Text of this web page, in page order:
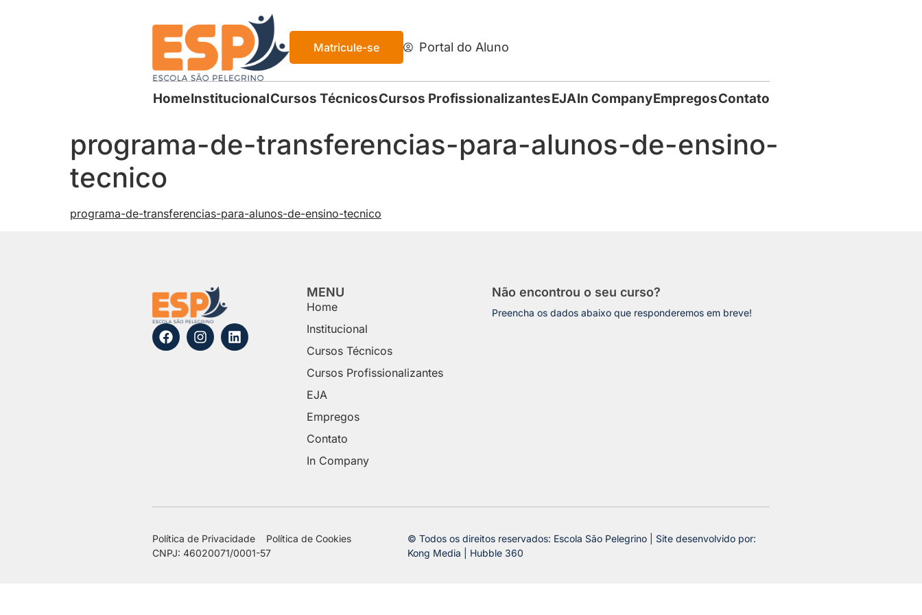
Matricule-se Portal do Aluno
HomeInstitucionalCursos TécnicosCursos ProfissionalizantesEJAIn CompanyEmpregosContato
programa-de-transferencias-para-alunos-de-ensino-
tecnico
programa-de-transferencias-para-alunos-de-ensino-tecnico
MENU
Home
Institucional
Cursos Técnicos
Cursos Profissionalizantes
EJA
Empregos
Contato
In Company
Não encontrou o seu curso?
Preencha os dados abaixo que responderemos em breve!
Política de Privacidade
Política de Cookies
CNPJ: 46020071/0001-57
© Todos os direitos reservados: Escola São Pelegrino | Site desenvolvido por:
Kong Media | Hubble 360